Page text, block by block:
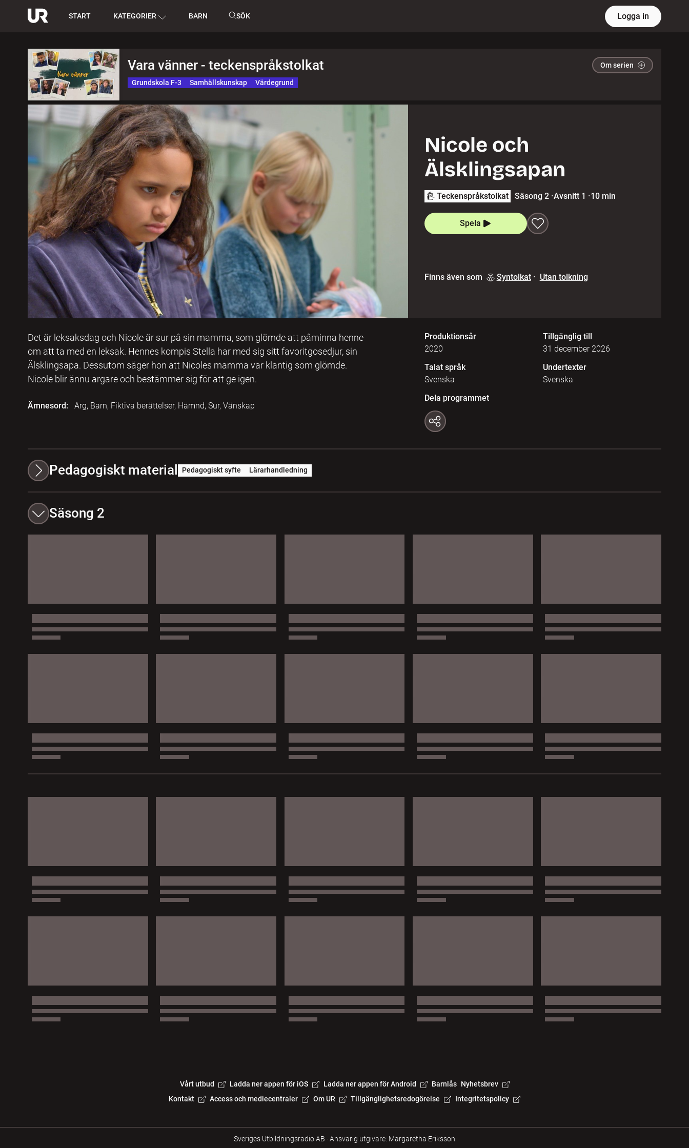
START KATEGORIER BARN SÖK Logga in
Vara vänner - teckenspråkstolkat Om serien
Grundskola F-3 Samhällskunskap Värdegrund
Nicole och
Älsklingsapan
Teckenspråkstolkat Säsong 2 ·Avsnitt 1 ·10 min
Spela
Finns även som Syntolkat · Utan tolkning
Det är leksaksdag och Nicole är sur på sin mamma, som glömde att påminna henne
om att ta med en leksak. Hennes kompis Stella har med sig sitt favoritgosedjur, sin
Älsklingsapa. Dessutom säger hon att Nicoles mamma var klantig som glömde.
Nicole blir ännu argare och bestämmer sig för att ge igen.
Ämnesord: Arg, Barn, Fiktiva berättelser, Hämnd, Sur, Vänskap
Produktionsår
2020
Tillgänglig till
31 december 2026
Talat språk
Svenska
Undertexter
Svenska
Dela programmet
Pedagogiskt material Pedagogiskt syfte Lärarhandledning
Säsong 2
Vårt utbud Ladda ner appen för iOS Ladda ner appen för Android Barnlås Nyhetsbrev
Kontakt
Access och mediecentraler Om UR Tillgänglighetsredogörelse Integritetspolicy
Sveriges Utbildningsradio AB ·Ansvarig utgivare: Margaretha Eriksson